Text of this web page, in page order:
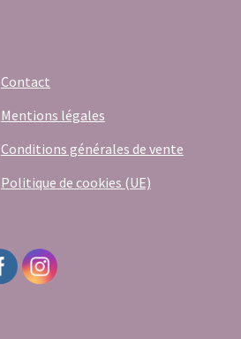
Contact
Mentions légales
Conditions générales de vente
Politique de cookies (UE)